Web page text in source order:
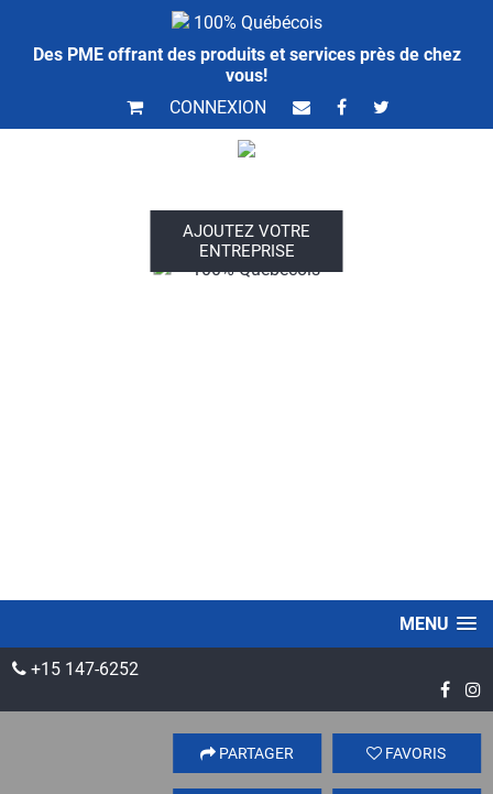
100% Québécois
Des PME offrant des produits et services près de chez
vous!
CONNEXION
100% Québécois
AJOUTEZ VOTRE
ENTREPRISE
MENU
+15 147-6252
FAVORIS
PARTAGER